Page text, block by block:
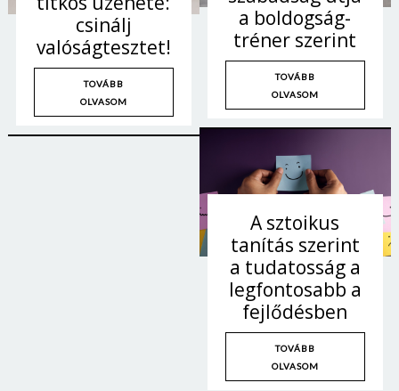
csinálj
valóságtesztet!
TOVÁBB
OLVASOM
a boldogság-
tréner szerint
TOVÁBB
OLVASOM
A sztoikus
tanítás szerint
a tudatosság a
legfontosabb a
fejlődésben
TOVÁBB
OLVASOM
Jelszó
Bejelentkezés